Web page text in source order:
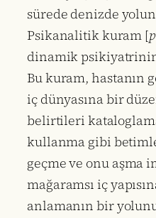
sürede denizde
Psikanalitik kuram [
dinamik
Bu kuram, hastanın
iç dünyasına bir
belirtileri
kullanma gibi
geçme ve onu aşma
mağaramsı iç
anlamanın bir